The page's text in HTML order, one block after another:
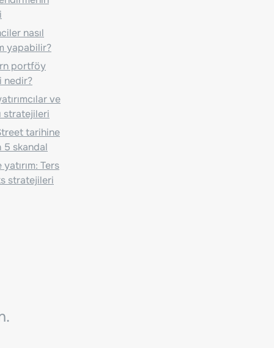
nasıl
yapabilir?
portföy
nedir?
ve
stratejileri
tarihine
5 skandal
Ters
stratejileri